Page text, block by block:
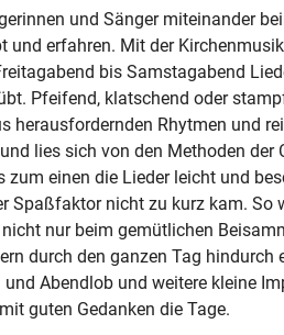
und Sänger miteinander
und erfahren. Mit der
bis Samstagabend
Pfeifend, klatschend oder
herausfordernden Rhytmen und
lies sich von den Methoden der
zum einen die Lieder leicht und
Spaßfaktor nicht zu kurz kam. So
nur beim gemütlichen
durch den ganzen Tag
Abendlob und weitere kleine
guten Gedanken die Tage.